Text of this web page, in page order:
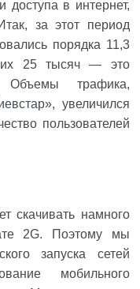
доступа в интернет,
за этот период
порядка 11,3
25 тысяч — это
Объемы трафика,
», увеличился
пользователей
скачивать намного
2G. Поэтому мы
запуска сетей
мобильного